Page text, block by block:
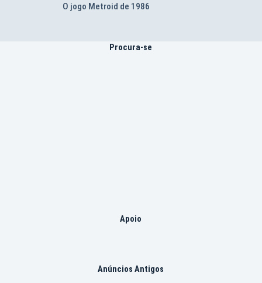
O jogo Metroid de 1986
Procura-se
Apoio
Anúncios Antigos